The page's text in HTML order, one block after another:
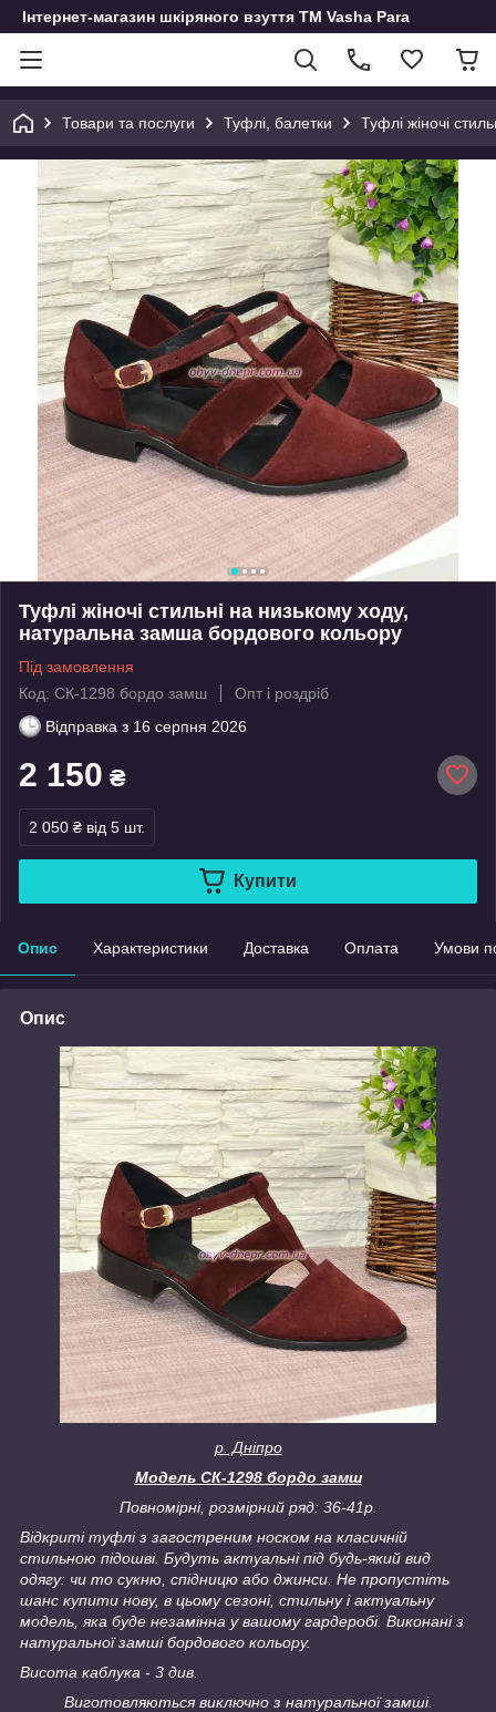
Інтернет-магазин шкіряного взуття ТМ Vasha Para
Товари та послуги Туфлі, балетки Туфлі жіночі
Туфлі жіночі стильні на низькому ходу,
натуральна замша бордового кольору
Під замовлення
Код: СК-1298 бордо замш
Опт і роздріб
Відправка з 16 серпня 2026
2 150 ₴
2 050 ₴ від 5 шт.
Купити
Опис Характеристики Доставка Оплата Умови
Опис
р. Дніпро
Модель СК-1298 бордо замш
Повномірні, розмірний ряд: 36-41р.
Відкриті туфлі з загостреним носком на класичній
стильною підошві. Будуть актуальні під будь-який вид
одягу: чи то сукню, спідницю або джинси. Не пропустіть
шанс купити нову, в цьому сезоні, стильну і актуальну
модель, яка буде незамінна у вашому гардеробі. Виконані з
натуральної замші бордового кольору.
Висота каблука - 3 див.
Виготовляються виключно з натуральної замші.